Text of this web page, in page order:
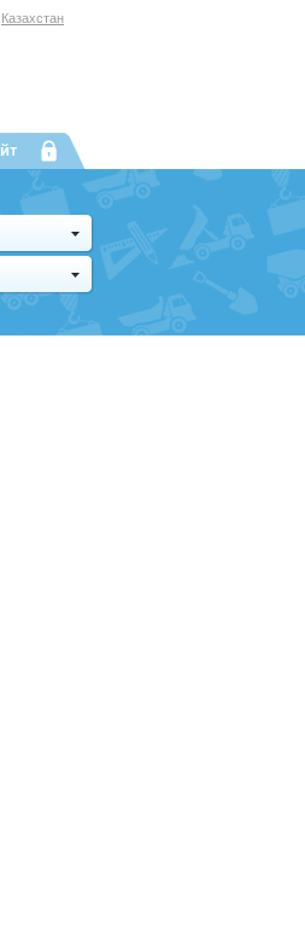
Казахстан